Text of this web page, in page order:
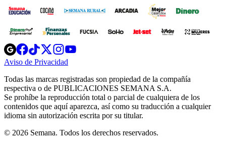
Opens
in
new
Opens
in
new
Opens
in
new
window
Opens
new
windowwindow
Aviso de Privacidad
new
window
Todas las marcas registradas son propiedad de la compañía
respectiva o de PUBLICACIONES SEMANA S.A.
Se prohíbe la reproducción total o parcial de cualquiera de los
contenidos que aquí aparezca, así como su traducción a cualquier
idioma sin autorización escrita por su titular.
© 2026 Semana. Todos los derechos reservados.